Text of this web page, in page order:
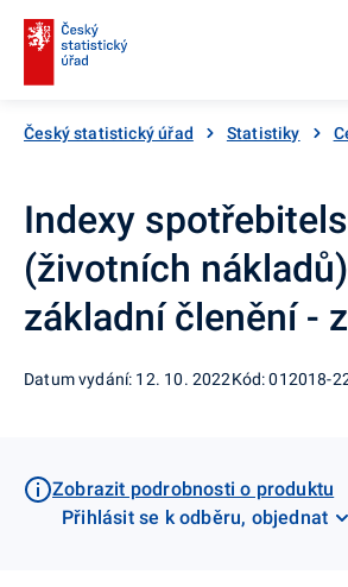
Český statistický úřad Statistiky
Indexy
(životních
základní členění -
Datum vydání: 12. 10. 2022Kód: 012018-
Zobrazit podrobnosti o produktu
Přihlásit se k odběru, objednat